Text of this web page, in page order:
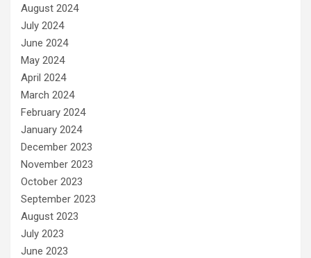
August 2024
July 2024
June 2024
May 2024
April 2024
March 2024
February 2024
January 2024
December 2023
November 2023
October 2023
September 2023
August 2023
July 2023
June 2023